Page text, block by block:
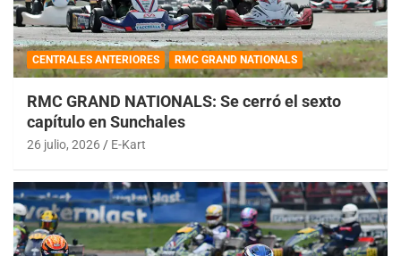
CENTRALES ANTERIORES RMC GRAND NATIONALS
RMC GRAND NATIONALS: Se cerró el sexto
capítulo en Sunchales
26 julio, 2026 E-Kart